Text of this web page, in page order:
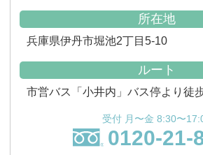
所在地
兵庫県伊丹市堀池2丁目5-10
ルート
市営バス「小井内」バス停より徒
受付 月〜金 8:30〜
0120-21-